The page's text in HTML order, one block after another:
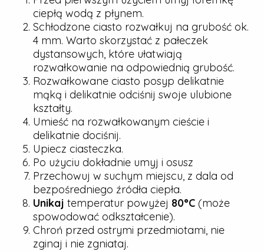
ciepłą wodą z płynem.
Schłodzone ciasto rozwałkuj na grubość ok.
4 mm. Warto skorzystać z pałeczek
dystansowych, które ułatwiają
rozwałkowanie na odpowiednią grubość.
Rozwałkowane ciasto posyp delikatnie
mąką i delikatnie odciśnij swoje ulubione
kształty.
Umieść na rozwałkowanym cieście i
delikatnie dociśnij.
Upiecz ciasteczka.
Po użyciu dokładnie umyj i osusz
Przechowuj w suchym miejscu, z dala od
bezpośredniego źródła ciepła.
Unikaj temperatur powyżej 80°C (może
spowodować odkształcenie).
Chroń przed ostrymi przedmiotami, nie
zginaj i nie zgniataj.